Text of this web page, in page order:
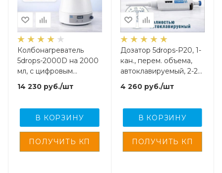
Колбонагреватель
5drops-2000D на 2000
мл, с цифровым
дисплеем и внешним
датчиком температуры
14 230 руб./шт
В КОРЗИНУ
Дозатор 5drops-P20, 1-
кан., перем. объема,
автоклавируемый, 2-20
4 260руб./шт
В КОРЗИНУ